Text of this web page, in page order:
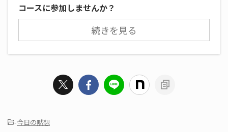
コースに参加しませんか？
続きを見る
-今日の黙想